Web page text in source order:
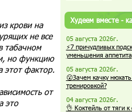
крови на
не все
табачном
но функцию
этот фактор.
от
это
Худеем вместе -
05 августа 2026г.
⚡7 причудливых
уменьшения аппетита
05 августа 2026г.
😮Зачем качку
тренировкой?
04 августа 2026г.
👌 Коктейль от тяги к